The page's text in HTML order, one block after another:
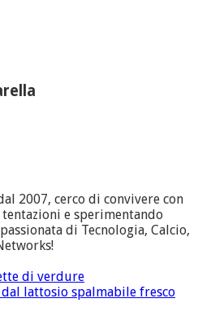
2007, cerco di convivere con
e sperimentando
di Tecnologia, Calcio,
di verdure
lattosio spalmabile fresco